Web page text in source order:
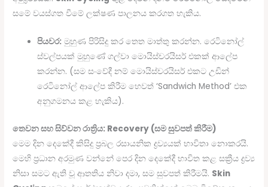
සමේ වයස්ගත වීමේ ලක්ෂණ පාලනය කරගත හැකිය.
පියවර: මුහුණ පිරිසිදු කර තෙත මාත්තු කරන්න. රෙටිනෝල්
ස්වල්පයක් මුහුණේ ගල්වා මොයිස්චරයිසර් එකක් ආලේප
කරන්න. (සම සංවේදී නම් මොයිස්චරයිසර් එකට උඩින්
රෙටිනෝල් ආලේප කිරීම හෙවත් ‘Sandwich Method’ එක
අනුගමනය කළ හැකිය).
තෙවන සහ සිව්වන රාත්‍රිය: Recovery (සම සුවපත් කිරීම)
මෙම දින දෙකේදී කිසිදු ප්‍රබල රසායනික ද්‍රව්‍යයක් භාවිතා නොකරයි.
මෙහි ප්‍රධාන අරමුණ වන්නේ පෙර දින දෙකේදී භාවිත කළ සක්‍රීය ද්‍රව්‍ය
නිසා සමට ඇති වූ ආතතිය නිවා දමා, සම සුවපත් කිරීමයි. Skin